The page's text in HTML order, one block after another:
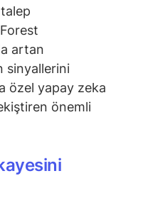
artan
sinyallerini
özel yapay zeka
önemli